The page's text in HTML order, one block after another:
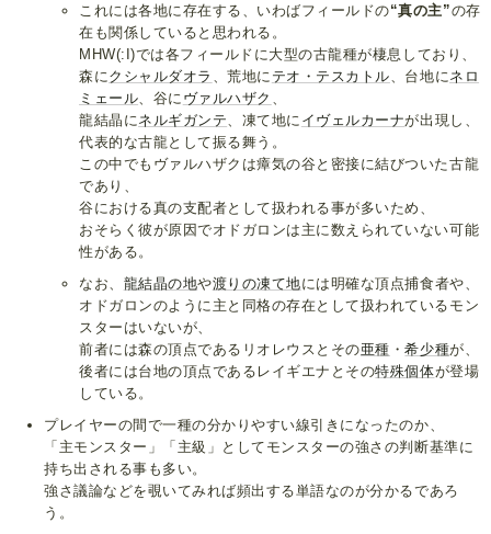
これには各地に存在する、いわばフィールドの“真の主”の存
在も関係していると思われる。
MHW(:I)では各フィールドに大型の古龍種が棲息しており、
森にクシャルダオラ 、荒地に テオ・テスカトル、台地にネロ
ミェール、谷に ヴァルハザク 、
龍結晶にネルギガンテ、凍て地に イヴェルカーナが出現し、
代表的な古龍として振る舞う。
この中でもヴァルハザクは瘴気の谷と密接に結びついた古龍
であり、
谷における真の支配者として扱われる事が多いため、
おそらく彼が原因でオドガロンは主に数えられていない可能
性がある。
なお、 龍結晶の地や渡りの凍て地には明確な頂点捕食者や、
オドガロンのように主と同格の存在として扱われているモン
スターはいないが、
前者には森の頂点であるリオレウスとその亜種 ・希少種が、
後者には台地の頂点であるレイギエナとその特殊個体が登場
している。
プレイヤーの間で一種の分かりやすい線引きになったのか、
「主モンスター」「主級」としてモンスターの強さの判断基準に
持ち出される事も多い。
強さ議論などを覗いてみれば頻出する単語なのが分かるであろ
う。